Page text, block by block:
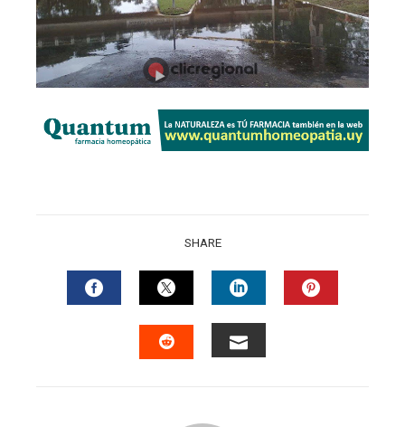
SHARE
FACEBOOKTWITTERLINKEDIN